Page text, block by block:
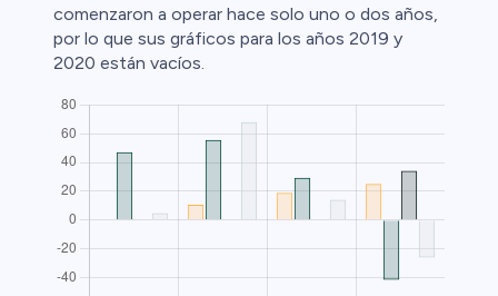
comenzaron a operar hace solo uno o dos años,
por lo que sus gráficos para los años 2019 y
2020 están vacíos.